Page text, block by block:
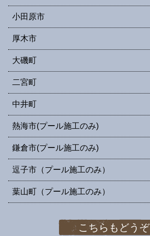
小田原市
厚木市
大磯町
二宮町
中井町
熱海市(プール施工のみ)
鎌倉市(プール施工のみ)
逗子市（プール施工のみ）
葉山町（プール施工のみ）
こちらもどうぞ